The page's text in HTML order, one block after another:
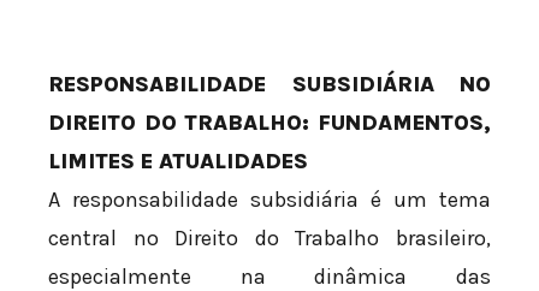
RESPONSABILIDADE SUBSIDIÁRIA NO
DIREITO DO TRABALHO: FUNDAMENTOS,
LIMITES E ATUALIDADES
A responsabilidade subsidiária é um tema
central no Direito do Trabalho brasileiro,
especialmente na dinâmica das